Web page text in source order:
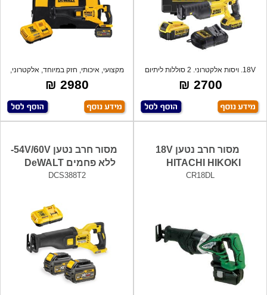
18V. ויסות אלקטרוני. 2 סוללות ליתיום
4.0
2700 ₪
מקצועי, איכותי, חזק במיוחד, אלקטרוני,
מנ
2980 ₪
מסור חרב נטען 18V
HITACHI HIKOKI
CR18DL
מסור חרב נטען 54V/60V-
ללא פחמים DeWALT
DCS388T2